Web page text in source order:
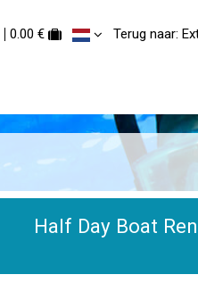
0.00 € Terug naar:
Half Day Boat